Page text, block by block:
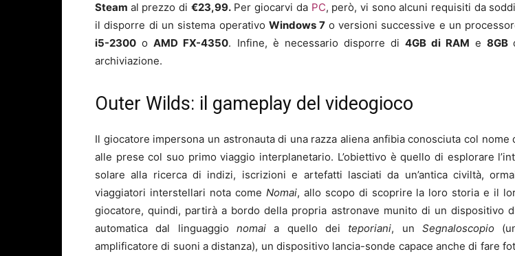
Steam al prezzo di €23,99.Per giocarvi da PC, però, vi sono alcuni requisiti da
il disporre di un sistema operativo Windows 7 o versioni successive e un
i5-2300 oAMD FX-4350. Infine, è necessario disporre di4GB di RAM e 8GB
archiviazione.
Outer Wilds: il gameplay del videogioco
Il giocatore impersona un astronauta di una razza aliena anfibia conosciuta col nome
alle prese col suo primo viaggio interplanetario. L’obiettivo è quello di esplorare
solare alla ricerca di indizi, iscrizioni e artefatti lasciati da un’antica civiltà,
viaggiatori interstellari nota come Nomai, allo scopo di scoprire la loro storia e il
giocatore, quindi, partirà a bordo della propria astronave munito di un dispositivo
automatica dal linguaggio nomai a quello dei teporiani, unSegnaloscopio
amplificatore di suoni a distanza), un dispositivo lancia-sonde capace anche di fare